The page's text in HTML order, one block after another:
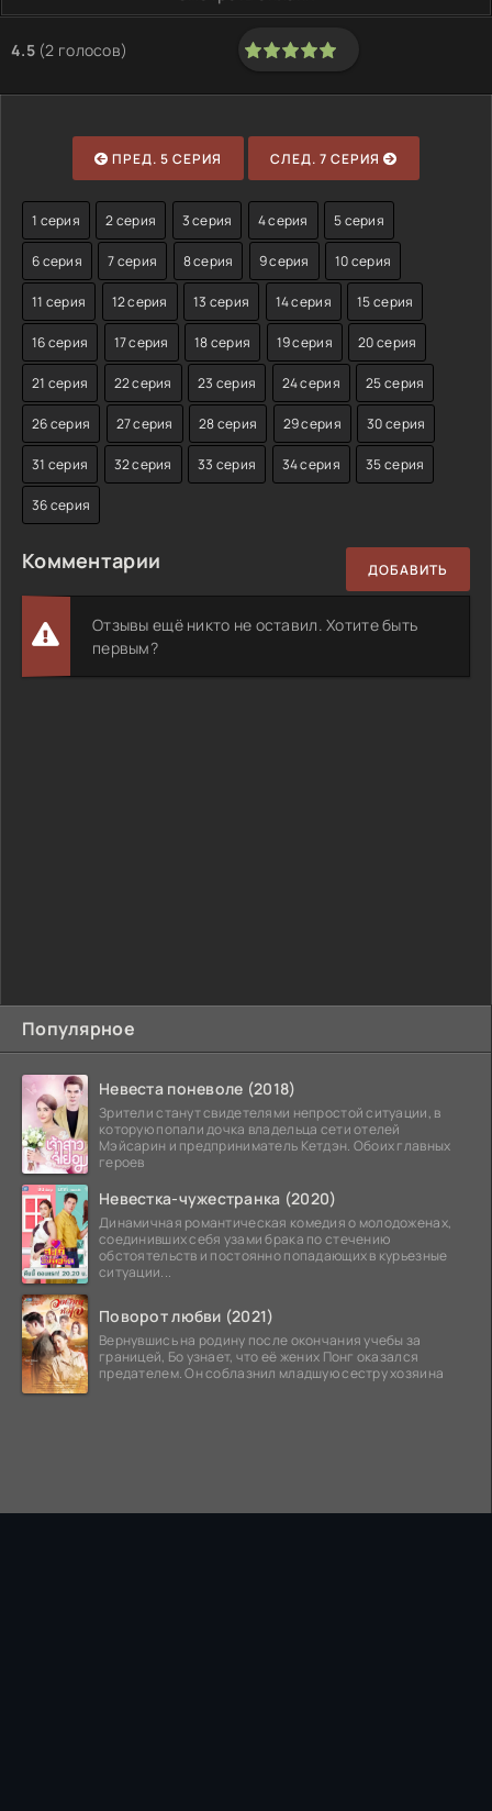
Популярное
Невеста поневоле (2018)
Зрители станут свидетелями непростой ситуации, в
которую попали дочка владельца сети отелей
Мэйсарин и предприниматель Кетдэн. Обоих главных
героев
Невестка-чужестранка (2020)
Динамичная романтическая комедия о молодоженах,
соединивших себя узами брака по стечению
обстоятельств и постоянно попадающих в курьезные
ситуации...
Поворот любви (2021)
Вернувшись на родину после окончания учебы за
границей, Бо узнает, что её жених Понг оказался
предателем. Он соблазнил младшую сестру хозяина
4.5(2 голосов)
100
ПРЕД. 5 СЕРИЯ СЛЕД. 7 СЕРИЯ
1 серия 2 серия 3 серия 4 серия 5 серия
6 серия 7 серия 8 серия 9 серия 10 серия
11 серия 12 серия 13 серия 14 серия 15 серия
16 серия 17 серия 18 серия 19 серия 20 серия
21 серия 22 серия 23 серия 24 серия 25 серия
26 серия 27 серия 28 серия 29 серия 30 серия
31 серия 32 серия 33 серия 34 серия 35 серия
36 серия
Комментарии ДОБАВИТЬ
Отзывы ещё никто не оставил. Хотите быть
первым?